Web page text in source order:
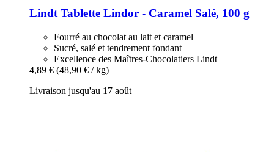
LindtTablette Lindor -​ Caramel Salé, 100 g
Fourré au chocolat au lait et caramel
Sucré, salé et tendrement fondant
Excellence des Maîtres-Chocolatiers Lindt
4,89 € (48,90 € / kg)
Livraison jusqu'au 17 août